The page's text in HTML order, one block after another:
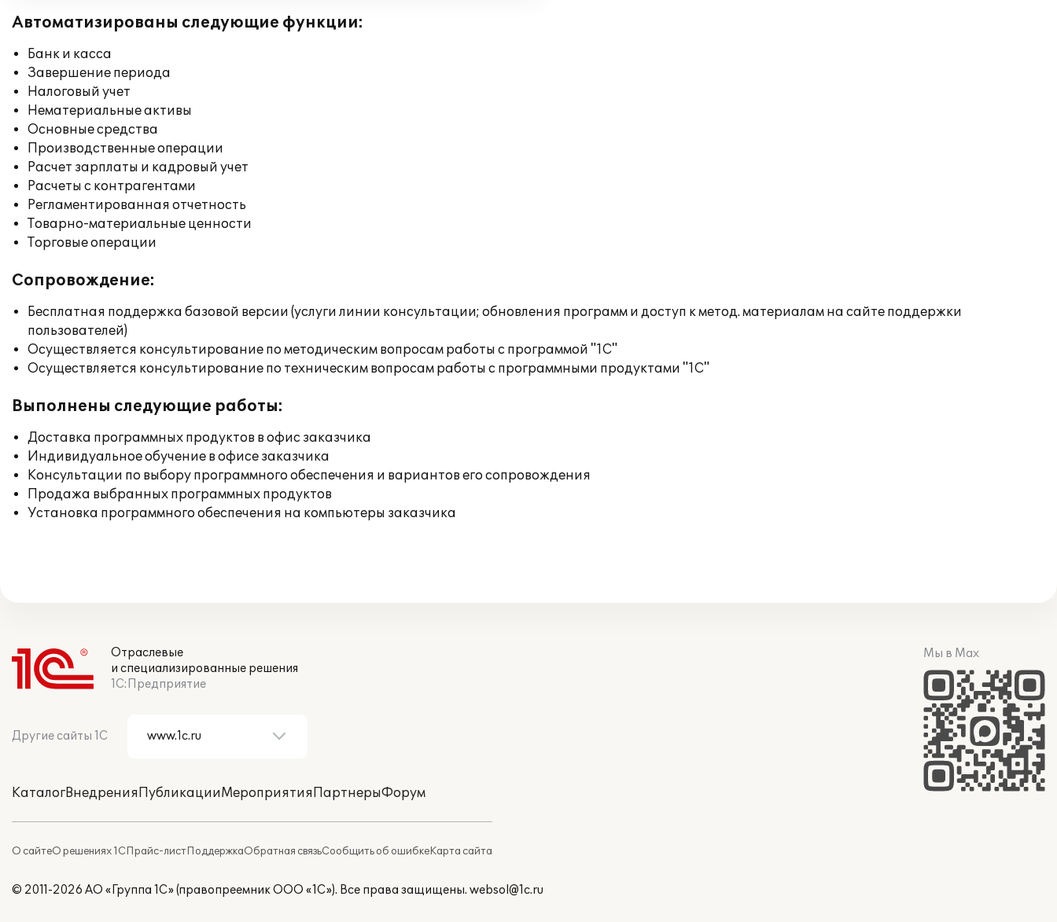
Автоматизированы следующие функции:
Банк и касса
Завершение периода
Налоговый учет
Нематериальные активы
Основные средства
Производственные операции
Расчет зарплаты и кадровый учет
Расчеты с контрагентами
Регламентированная отчетность
Товарно-материальные ценности
Торговые операции
Сопровождение:
Бесплатная поддержка базовой версии (услуги линии консультации; обновления программ и доступ к метод. материалам на сайте поддержки
пользователей)
Осуществляется консультирование по методическим вопросам работы с программой "1С"
Осуществляется консультирование по техническим вопросам работы с программными продуктами "1С"
Выполнены следующие работы:
Доставка программных продуктов в офис заказчика
Индивидуальное обучение в офисе заказчика
Консультации по выбору программного обеспечения и вариантов его сопровождения
Продажа выбранных программных продуктов
Установка программного обеспечения на компьютеры заказчика
Отраслевые
и специализированные решения
1С:Предприятие
Другие сайты 1С
КаталогВнедренияПубликацииМероприятияПартнерыФорум
О сайтеО решениях 1СПрайс-листПоддержкаОбратная связьСообщить об ошибкеКарта сайта
Мы в Max
© 2011-2026 АО «Группа 1С» (правопреемник ООО «1С»). Все права защищены. websol@1c.ru